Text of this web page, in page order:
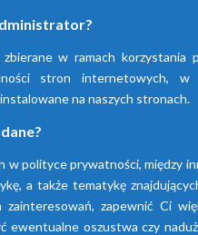
się na rynku w
powietrza,
urządzeń.
w ramach korzystania
stron internetowych, w
na naszych stronach.
w polityce prywatności, między
a także tematykę
zapewnić Ci
ewentualne oszustwa czy